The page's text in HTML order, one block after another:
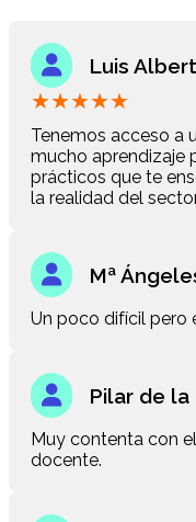
Luis
★★★★★
Tenemos acceso a
mucho aprendizaje
prácticos que te
la realidad del
Mª
Un poco difícil pero
Pilar de la
Muy contenta con
docente.